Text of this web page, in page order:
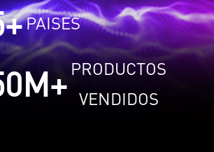
+PAISES
M+PRODUCTOS
VENDIDOS